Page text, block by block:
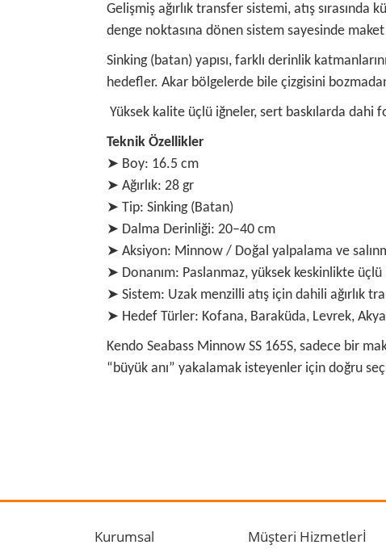
Gelişmiş ağırlık transfer sistemi, atış
denge noktasına dönen sistem sayesinde
Sinking (batan) yapısı, farklı derinlik
hedefler. Akar bölgelerde bile çizgisini
Yüksek kalite üçlü iğneler, sert baskılarda dahi
Teknik Özellikler
➤ Boy: 16.5 cm
➤ Ağırlık: 28 gr
➤ Tip: Sinking (Batan)
➤ Dalma Derinliği: 20–40 cm
➤ Aksiyon: Minnow / Doğal yalpalama ve
➤ Donanım: Paslanmaz, yüksek keskinlikte üçlü
➤ Sistem: Uzak menzilli atış için dahili ağırlık
➤ Hedef Türler: Kofana, Baraküda, Levrek,
Kendo Seabass Minnow SS 165S, sadece bir
“büyük anı” yakalamak isteyenler için doğru
Ürün resmi kalitesiz, bozuk veya görüntülenemiyor.
Ürün bilgilerinde hatalar bulunuyor.
Kurumsal Müşteri Hizmetlerİ